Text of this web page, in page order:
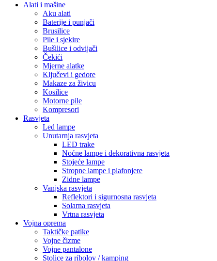
Alati i mašine
Aku alati
Baterije i punjači
Brusilice
Pile i sjekire
Bušilice i odvijači
Čekići
Mjerne alatke
Ključevi i gedore
Makaze za živicu
Kosilice
Motorne pile
Kompresori
Rasvjeta
Led lampe
Unutarnja rasvjeta
LED trake
Noćne lampe i dekorativna rasvjeta
Stojeće lampe
Stropne lampe i plafonjere
Zidne lampe
Vanjska rasvjeta
Reflektori i sigurnosna rasvjeta
Solarna rasvjeta
Vrtna rasvjeta
Vojna oprema
Taktičke patike
Vojne čizme
Vojne pantalone
Stolice za ribolov / kamping